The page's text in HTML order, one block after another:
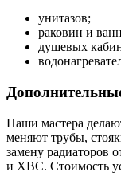
унитазов;
раковин и
душевых
Наши мастера
меняют трубы,
замену радиаторов
и ХВС. Стоимость